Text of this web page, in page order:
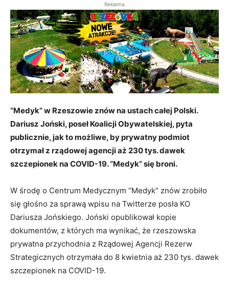
Reklama
“Medyk” w Rzeszowie znów na ustach całej Polski.
Dariusz Joński, poseł Koalicji Obywatelskiej, pyta
publicznie, jak to możliwe, by prywatny podmiot
otrzymał z rządowej agencji aż 230 tys. dawek
szczepionek na COVID-19. “Medyk” się broni.
W środę o Centrum Medycznym “Medyk” znów zrobiło
się głośno za sprawą wpisu na Twitterze posła KO
Dariusza Jońskiego. Joński opublikował kopie
dokumentów, z których ma wynikać, że rzeszowska
prywatna przychodnia z Rządowej Agencji Rezerw
Strategicznych otrzymała do 8 kwietnia aż 230 tys. dawek
szczepionek na COVID-19.